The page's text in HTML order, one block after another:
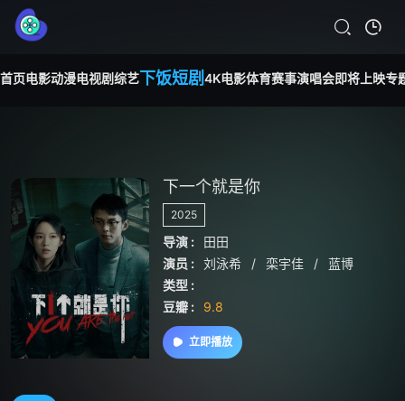
首页电影动漫电视剧综艺下饭短剧 4K电影体育赛事演唱会即将上映专
下一个就是你
2025
导演 :
田田
演员 :
刘泳希 / 栾宇佳 /
蓝博
类型 :
豆瓣 :
9.8
立即播放